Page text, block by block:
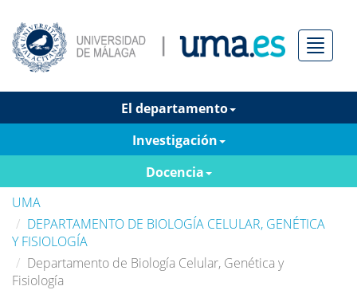
Menú
El departamento
Investigación
Docencia
UMA
DEPARTAMENTO DE BIOLOGÍA CELULAR, GENÉTICA
Y FISIOLOGÍA
Departamento de Biología Celular, Genética y
Fisiología